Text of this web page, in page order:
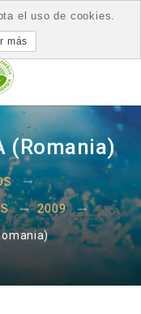
(Romania)
2009
el uso de cookies.
más